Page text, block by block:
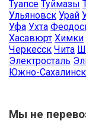
Туапсе Туймазы
Ульяновск Урай
Уфа Ухта
Хасавюрт Химки
Черкесск Чита
Электросталь
Южно-Сахалинск
Мы не